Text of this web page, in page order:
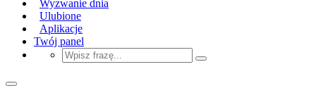
Wyzwanie dnia
Ulubione
Aplikacje
Twój panel